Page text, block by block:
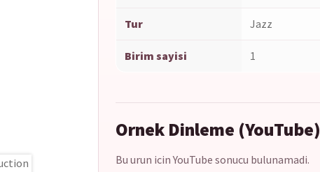
Tur Jazz
Birim sayisi 1
Ornek Dinleme (YouTube)
Bu urun icin YouTube sonucu bulunamadi.